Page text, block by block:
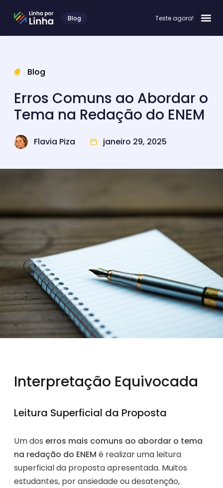
Blog Teste agora!
Blog
Erros Comuns ao Abordar o
Tema na Redação do ENEM
Flavia Piza janeiro 29, 2025
Interpretação Equivocada
Leitura Superficial da Proposta
Um dos erros mais comuns ao abordar o tema
na redação do ENEM é realizar uma leitura
superficial da proposta apresentada. Muitos
estudantes, por ansiedade ou desatenção,